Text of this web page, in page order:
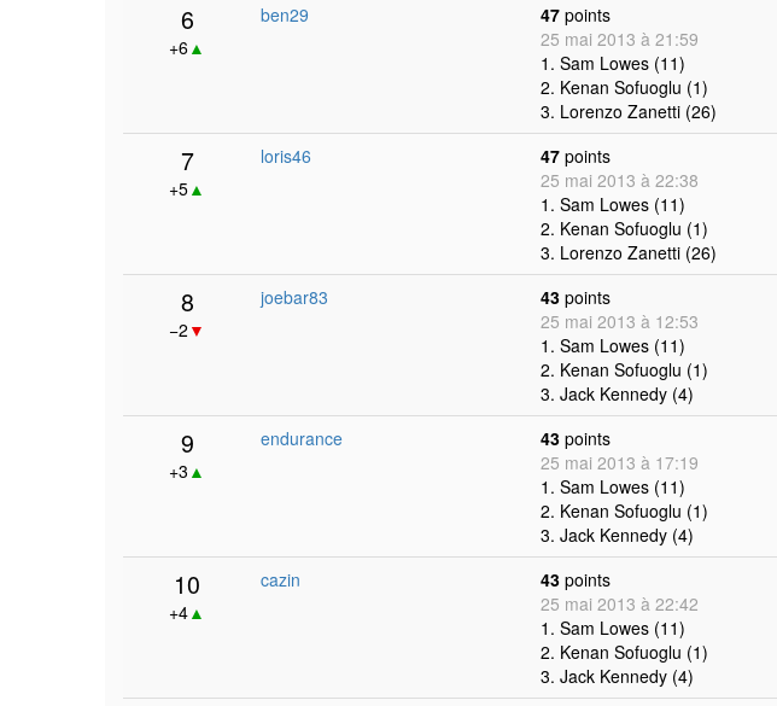
6
+6▲
ben29 47 points
25 mai 2013 à 21:59
1. Sam Lowes (11)
2. Kenan Sofuoglu (1)
3. Lorenzo Zanetti (26)
7
+5▲
loris46 47 points
25 mai 2013 à 22:38
1. Sam Lowes (11)
2. Kenan Sofuoglu (1)
3. Lorenzo Zanetti (26)
8
−2 ▼
joebar83 43 points
25 mai 2013 à 12:53
1. Sam Lowes (11)
2. Kenan Sofuoglu (1)
3. Jack Kennedy (4)
9
+3 ▲
endurance 43 points
25 mai 2013 à 17:19
1. Sam Lowes (11)
2. Kenan Sofuoglu (1)
3. Jack Kennedy (4)
10
+4▲
cazin 43 points
25 mai 2013 à 22:42
1. Sam Lowes (11)
2. Kenan Sofuoglu (1)
3. Jack Kennedy (4)